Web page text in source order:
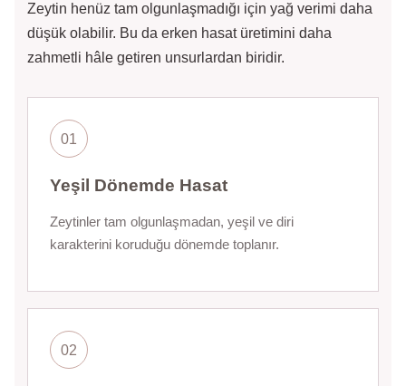
Zeytin henüz tam olgunlaşmadığı için yağ verimi daha
düşük olabilir. Bu da erken hasat üretimini daha
zahmetli hâle getiren unsurlardan biridir.
01
Yeşil Dönemde Hasat
Zeytinler tam olgunlaşmadan, yeşil ve diri
karakterini koruduğu dönemde toplanır.
02